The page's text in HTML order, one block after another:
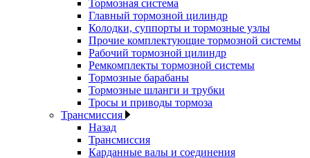
Тормозная система
Главный тормозной цилиндр
Колодки, суппорты и тормозные узлы
Прочие комплектующие тормозной системы
Рабочий тормозной цилиндр
Ремкомплекты тормозной системы
Тормозные барабаны
Тормозные шланги и трубки
Тросы и приводы тормоза
Трансмиссия
Назад
Трансмиссия
Карданные валы и соединения